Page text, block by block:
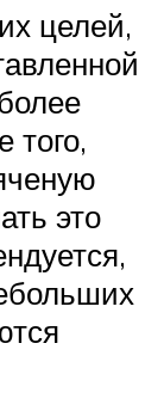
целей,
того,
это